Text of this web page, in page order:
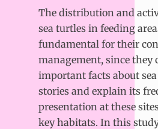
The distribution and
sea turtles in feeding
fundamental for their
management, since they
important facts about
stories and explain its
presentation at these
key habitats. In this